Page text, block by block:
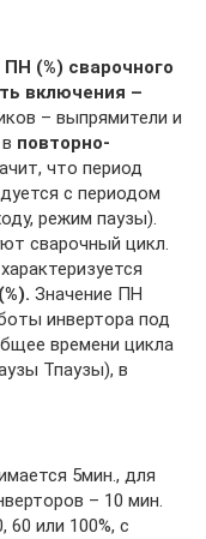
ПН (%) сварочного
включения –
– выпрямители и
повторно-
что период
с периодом
режим паузы).
сварочный цикл.
Значение ПН
инвертора под
времени цикла
Тпаузы), в
5мин., для
– 10 мин.
или 100%, с